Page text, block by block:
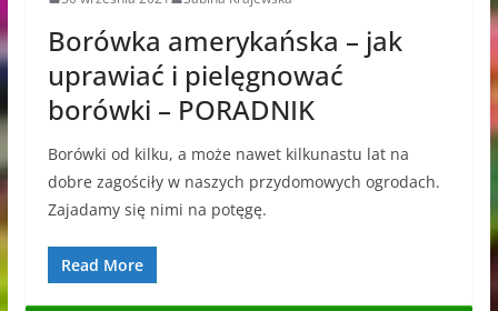
Borówka amerykańska – jak
uprawiać i pielęgnować
borówki – PORADNIK
Borówki od kilku, a może nawet kilkunastu lat na
dobre zagościły w naszych przydomowych ogrodach.
Zajadamy się nimi na potęgę.
Read More